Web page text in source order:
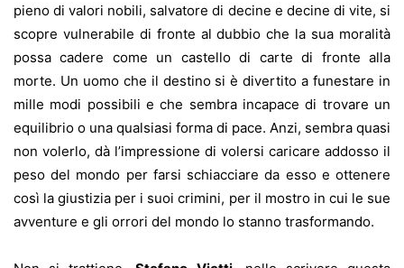
pieno di valori nobili, salvatore di decine e decine di vite, si
scopre vulnerabile di fronte al dubbio che la sua moralità
possa cadere come un castello di carte di fronte alla
morte. Un uomo che il destino si è divertito a funestare in
mille modi possibili e che sembra incapace di trovare un
equilibrio o una qualsiasi forma di pace. Anzi, sembra quasi
non volerlo, dà l’impressione di volersi caricare addosso il
peso del mondo per farsi schiacciare da esso e ottenere
così la giustizia per i suoi crimini, per il mostro in cui le sue
avventure e gli orrori del mondo lo stanno trasformando.